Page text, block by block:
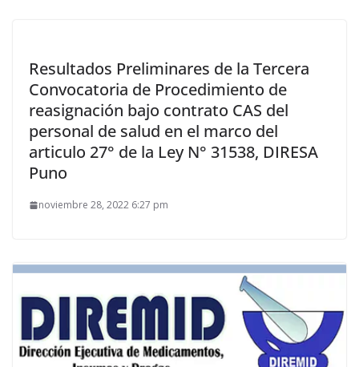
Resultados Preliminares de la Tercera
Convocatoria de Procedimiento de
reasignación bajo contrato CAS del
personal de salud en el marco del
articulo 27° de la Ley N° 31538, DIRESA
Puno
noviembre 28, 2022 6:27 pm